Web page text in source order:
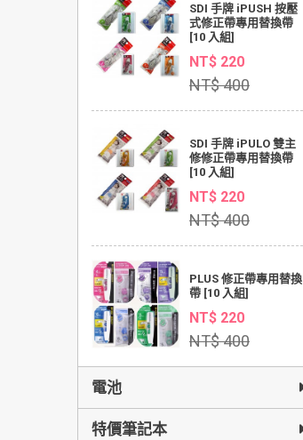
SDI 手牌 iPUSH 按壓
式修正帶專用替換帶
[10 入組]
NT$ 220
NT$ 400
SDI 手牌 iPULO 雙主
修修正帶專用替換帶
[10 入組]
NT$ 220
NT$ 400
PLUS 修正帶專用替換
帶 [10 入組]
NT$ 220
NT$ 400
電池
特價筆記本